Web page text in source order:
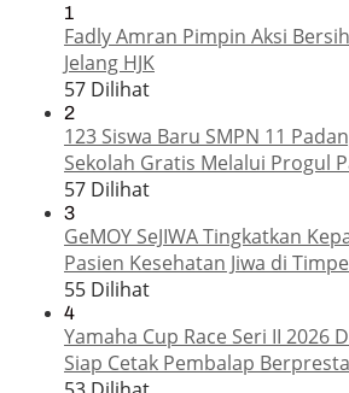
1
Fadly Amran Pimpin Aksi
Jelang HJK
57 Dilihat
2
123 Siswa Baru SMPN 11
Sekolah Gratis Melalui Progul
57 Dilihat
3
GeMOY SeJIWA Tingkatkan
Pasien Kesehatan Jiwa di
55 Dilihat
4
Yamaha Cup Race Seri II 2026
Siap Cetak Pembalap